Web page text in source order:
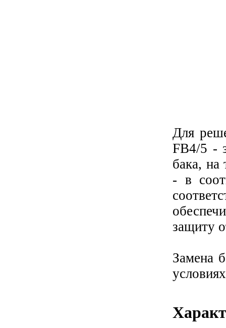
Для
FB4/5 -
бака, на
- в
защиту
Замена